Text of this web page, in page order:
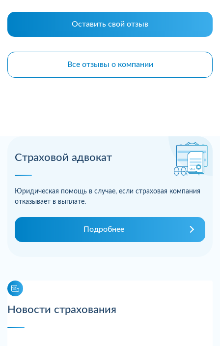
Страховой адвокат
Юридическая помощь в случае, если страховая компания
отказывает в выплате.
Подробнее
Новости страхования
Оставить свой отзыв
Все отзывы о компании